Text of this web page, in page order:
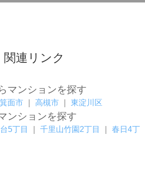
関連リンク
マンションを探す
箕面市 高槻市 東淀川区
ンションを探す
5丁目 千里山竹園2丁目
春日4丁